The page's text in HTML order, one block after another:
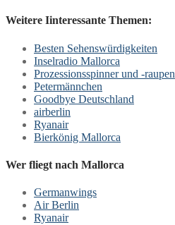
Weitere Iinteressante Themen:
Besten Sehenswürdigkeiten
Inselradio Mallorca
Prozessionsspinner und -raupen
Petermännchen
Goodbye Deutschland
airberlin
Ryanair
Bierkönig Mallorca
Wer fliegt nach Mallorca
Germanwings
Air Berlin
Ryanair